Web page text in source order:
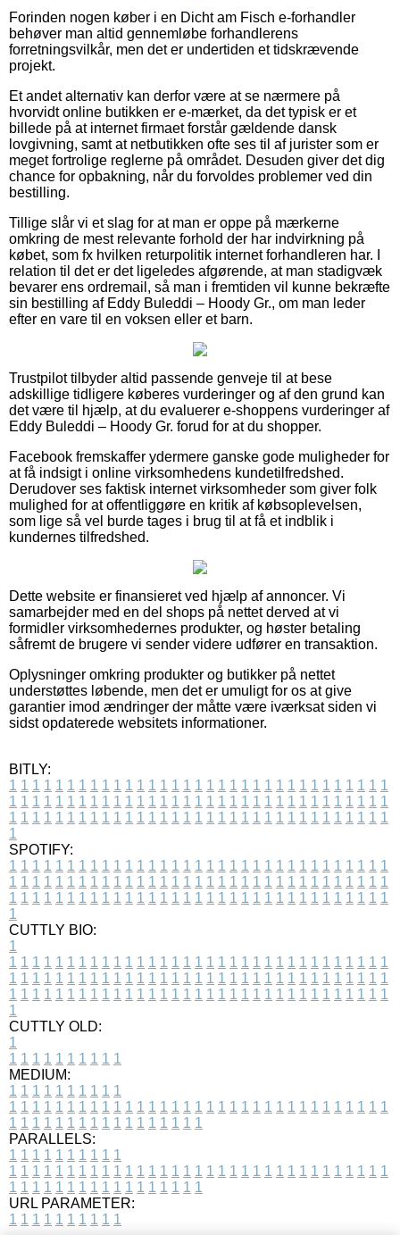
Forinden nogen køber i en Dicht am Fisch e-forhandler
behøver man altid gennemløbe forhandlerens
forretningsvilkår, men det er undertiden et tidskrævende
projekt.
Et andet alternativ kan derfor være at se nærmere på
hvorvidt online butikken er e-mærket, da det typisk er et
billede på at internet firmaet forstår gældende dansk
lovgivning, samt at netbutikken ofte ses til af jurister som er
meget fortrolige reglerne på området. Desuden giver det dig
chance for opbakning, når du forvoldes problemer ved din
bestilling.
Tillige slår vi et slag for at man er oppe på mærkerne
omkring de mest relevante forhold der har indvirkning på
købet, som fx hvilken returpolitik internet forhandleren har. I
relation til det er det ligeledes afgørende, at man stadigvæk
bevarer ens ordremail, så man i fremtiden vil kunne bekræfte
sin bestilling af Eddy Buleddi – Hoody Gr., om man leder
efter en vare til en voksen eller et barn.
Trustpilot tilbyder altid passende genveje til at bese
adskillige tidligere køberes vurderinger og af den grund kan
det være til hjælp, at du evaluerer e-shoppens vurderinger af
Eddy Buleddi – Hoody Gr. forud for at du shopper.
Facebook fremskaffer ydermere ganske gode muligheder for
at få indsigt i online virksomhedens kundetilfredshed.
Derudover ses faktisk internet virksomheder som giver folk
mulighed for at offentliggøre en kritik af købsoplevelsen,
som lige så vel burde tages i brug til at få et indblik i
kundernes tilfredshed.
Dette website er finansieret ved hjælp af annoncer. Vi
samarbejder med en del shops på nettet derved at vi
formidler virksomhedernes produkter, og høster betaling
såfremt de brugere vi sender videre udfører en transaktion.
Oplysninger omkring produkter og butikker på nettet
understøttes løbende, men det er umuligt for os at give
garantier imod ændringer der måtte være iværksat siden vi
sidst opdaterede websitets informationer.
BITLY:
1 1 1 1 1 1 1 1 1 1 1 1 1 1 1 1 1 1 1 1 1 1 1 1 1 1 1 1 1 1 1 1 1
1 1 1 1 1 1 1 1 1 1 1 1 1 1 1 1 1 1 1 1 1 1 1 1 1 1 1 1 1 1 1 1 1
1 1 1 1 1 1 1 1 1 1 1 1 1 1 1 1 1 1 1 1 1 1 1 1 1 1 1 1 1 1 1 1 1
1
SPOTIFY:
1 1 1 1 1 1 1 1 1 1 1 1 1 1 1 1 1 1 1 1 1 1 1 1 1 1 1 1 1 1 1 1 1
1 1 1 1 1 1 1 1 1 1 1 1 1 1 1 1 1 1 1 1 1 1 1 1 1 1 1 1 1 1 1 1 1
1 1 1 1 1 1 1 1 1 1 1 1 1 1 1 1 1 1 1 1 1 1 1 1 1 1 1 1 1 1 1 1 1
1
CUTTLY BIO:
1
1 1 1 1 1 1 1 1 1 1 1 1 1 1 1 1 1 1 1 1 1 1 1 1 1 1 1 1 1 1 1 1 1
1 1 1 1 1 1 1 1 1 1 1 1 1 1 1 1 1 1 1 1 1 1 1 1 1 1 1 1 1 1 1 1 1
1 1 1 1 1 1 1 1 1 1 1 1 1 1 1 1 1 1 1 1 1 1 1 1 1 1 1 1 1 1 1 1 1
1
CUTTLY OLD:
1
1 1 1 1 1 1 1 1 1 1
MEDIUM:
1 1 1 1 1 1 1 1 1 1
1 1 1 1 1 1 1 1 1 1 1 1 1 1 1 1 1 1 1 1 1 1 1 1 1 1 1 1 1 1 1 1 1
1 1 1 1 1 1 1 1 1 1 1 1 1 1 1 1 1
PARALLELS:
1 1 1 1 1 1 1 1 1 1
1 1 1 1 1 1 1 1 1 1 1 1 1 1 1 1 1 1 1 1 1 1 1 1 1 1 1 1 1 1 1 1 1
1 1 1 1 1 1 1 1 1 1 1 1 1 1 1 1 1
URL PARAMETER:
1 1 1 1 1 1 1 1 1 1